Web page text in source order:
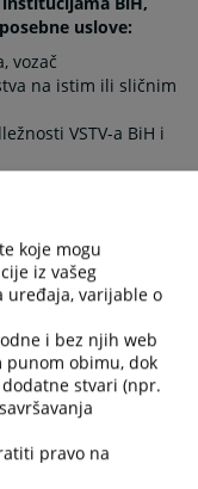
uslove:
vozač
na istim ili sličnim
VSTV-a BiH i
profesionalne
e-maila i
s kolegama;
);
rezultatu (
koje mogu
iz vašeg
uređaja, varijable o
i bez njih web
punom obimu, dok
stvari (npr.
pravo na